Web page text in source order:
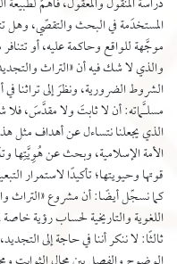
المستخدَمة في البحث والتقصِّي، وهل
موجَّهة للواقع وحاكمة عليه، أو
والذي لا شك فيه أن «التراث
الشروط الضرورية، ونظرَ إلى تراثنا
مسلـَّماته: أن لا ثابتَ ولا مقدَّسَ،
الذي يجعلنا نتساءل عن أهداف
الأمة الإسلامية، وبحث عن هُوِيَّتِها
قوتها وحيويتها؛ تأكيدًا لاستمرار
كما نسجِّل أيضًا: أن مشروع «التراث
اللغوية والتاريخية لحساب رؤية
ثالثًا: لا ننكر أننا في حاجة إلى